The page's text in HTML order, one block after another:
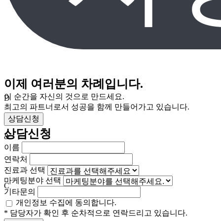
D
&
C
이제 여러분의 차례입니다.
이 순간을 자신의 것으로 만드세요.
최고의 파트너로서 성공을 함께 만들어가고 있습니다.
상담신청
상담신청
이름
연락처
진료과 선택
마케팅분야 선택
기타문의
개인정보 수집에 동의합니다.
* 담당자가 확인 후 순차적으로 연락드리고 있습니다.